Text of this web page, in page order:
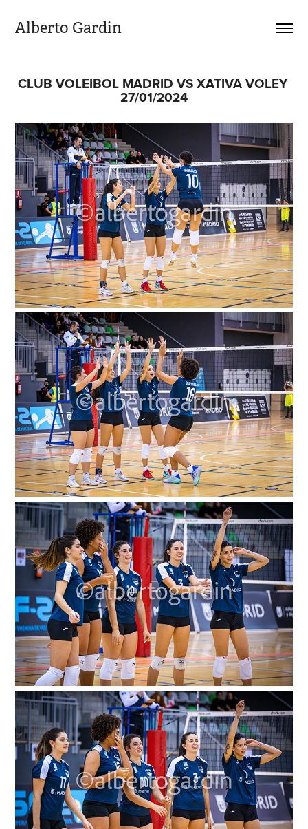
Alberto Gardin
CLUB VOLEIBOL MADRID VS XATIVA VOLEY
27/01/2024